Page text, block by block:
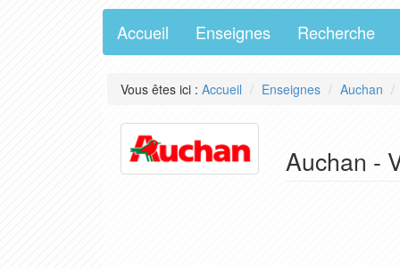
Accueil Enseignes Recherche
Vous êtes ici : Accueil Enseignes Auchan
Auchan -